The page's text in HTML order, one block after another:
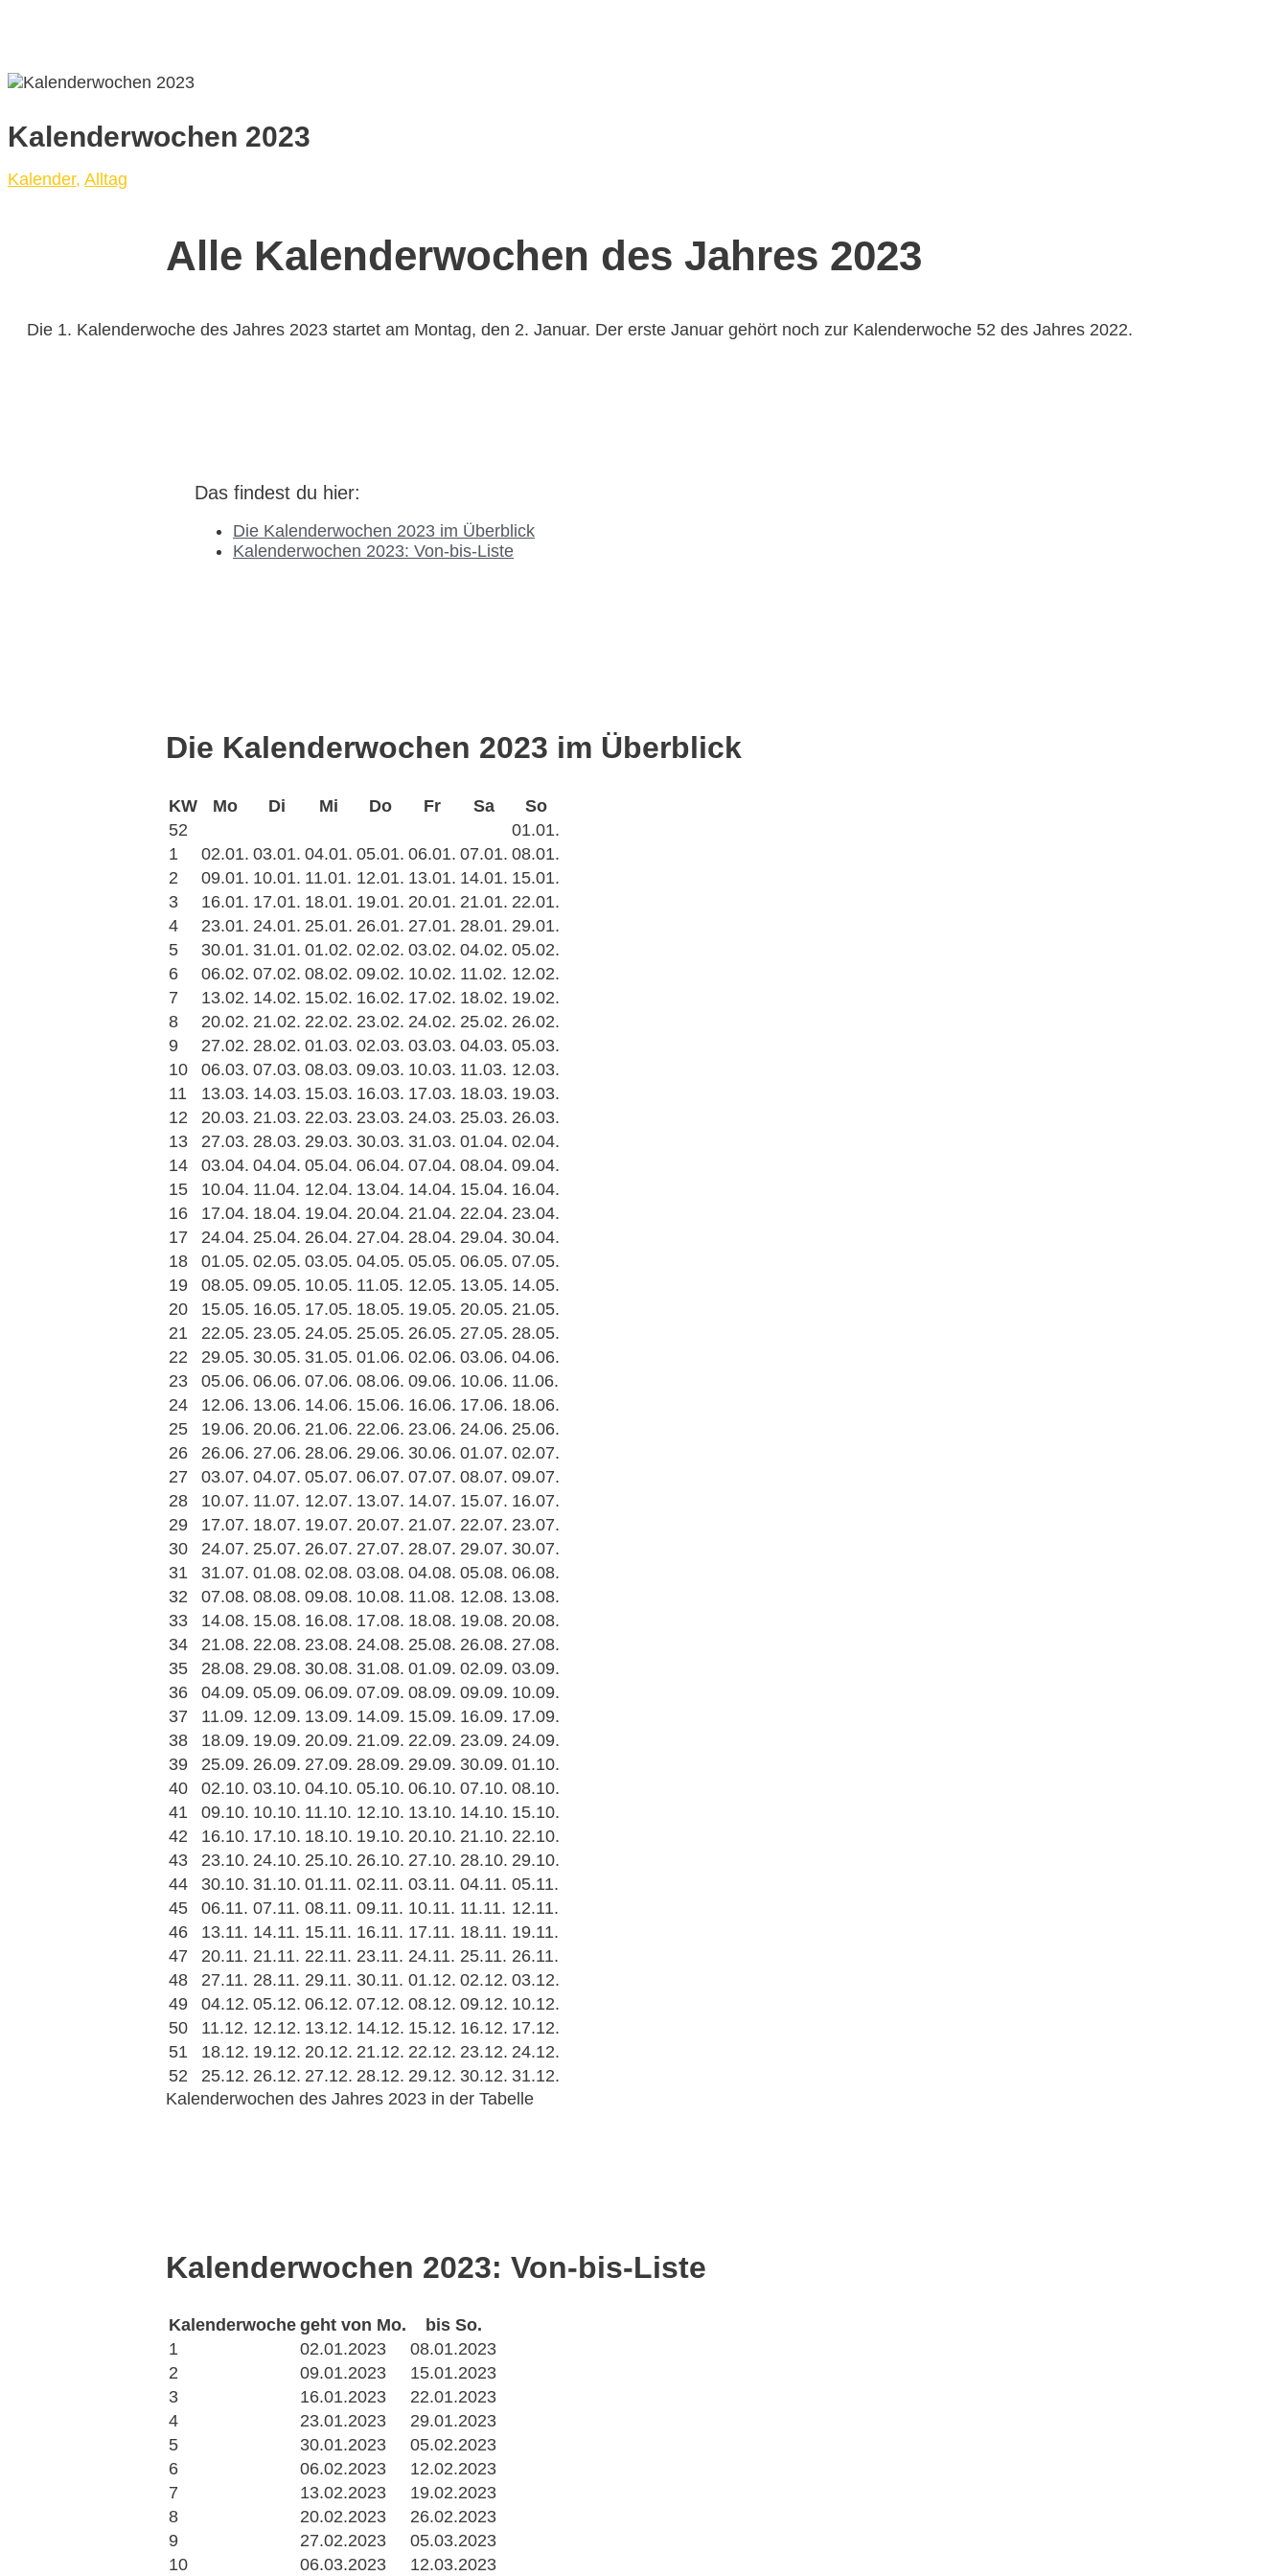
Kalenderwochen 2023
Kalender, Alltag
Alle Kalenderwochen des Jahres 2023
Die 1. Kalenderwoche des Jahres 2023 startet am Montag, den 2. Januar. Der erste Januar gehört noch zur Kalenderwoche 52 des Jahres 2022.
Das findest du hier:
Die Kalenderwochen 2023 im Überblick
Kalenderwochen 2023: Von-bis-Liste
Die Kalenderwochen 2023 im Überblick
KW Mo Di Mi Do Fr Sa
So
52
01.01.
1
02.01. 03.01. 04.01. 05.01. 06.01. 07.01. 08.01.
2
09.01. 10.01. 11.01. 12.01. 13.01. 14.01. 15.01.
3
16.01. 17.01. 18.01. 19.01. 20.01. 21.01. 22.01.
4
23.01. 24.01. 25.01. 26.01. 27.01. 28.01. 29.01.
5
30.01. 31.01. 01.02. 02.02. 03.02. 04.02. 05.02.
6
06.02. 07.02. 08.02. 09.02. 10.02. 11.02. 12.02.
7
13.02. 14.02. 15.02. 16.02. 17.02. 18.02. 19.02.
8
20.02. 21.02. 22.02. 23.02. 24.02. 25.02. 26.02.
9
27.02. 28.02. 01.03. 02.03. 03.03. 04.03. 05.03.
10
06.03. 07.03. 08.03. 09.03. 10.03. 11.03. 12.03.
11
13.03. 14.03. 15.03. 16.03. 17.03. 18.03. 19.03.
12
20.03. 21.03. 22.03. 23.03. 24.03. 25.03. 26.03.
13
27.03. 28.03. 29.03. 30.03. 31.03. 01.04. 02.04.
14
03.04. 04.04. 05.04. 06.04. 07.04. 08.04. 09.04.
15
10.04. 11.04. 12.04. 13.04. 14.04. 15.04. 16.04.
16
17.04. 18.04. 19.04. 20.04. 21.04. 22.04. 23.04.
17
24.04. 25.04. 26.04. 27.04. 28.04. 29.04. 30.04.
18
01.05. 02.05. 03.05. 04.05. 05.05. 06.05. 07.05.
19
08.05. 09.05. 10.05. 11.05. 12.05. 13.05. 14.05.
20
15.05. 16.05. 17.05. 18.05. 19.05. 20.05. 21.05.
21
22.05. 23.05. 24.05. 25.05. 26.05. 27.05. 28.05.
22
29.05. 30.05. 31.05. 01.06. 02.06. 03.06. 04.06.
23
05.06. 06.06. 07.06. 08.06. 09.06. 10.06. 11.06.
24
12.06. 13.06. 14.06. 15.06. 16.06. 17.06. 18.06.
25
19.06. 20.06. 21.06. 22.06. 23.06. 24.06. 25.06.
26
26.06. 27.06. 28.06. 29.06. 30.06. 01.07. 02.07.
27
03.07. 04.07. 05.07. 06.07. 07.07. 08.07. 09.07.
28
10.07. 11.07. 12.07. 13.07. 14.07. 15.07. 16.07.
29
17.07. 18.07. 19.07. 20.07. 21.07. 22.07. 23.07.
30
24.07. 25.07. 26.07. 27.07. 28.07. 29.07. 30.07.
31
31.07. 01.08. 02.08. 03.08. 04.08. 05.08. 06.08.
32
07.08. 08.08. 09.08. 10.08. 11.08. 12.08. 13.08.
33
14.08. 15.08. 16.08. 17.08. 18.08. 19.08. 20.08.
34
21.08. 22.08. 23.08. 24.08. 25.08. 26.08. 27.08.
35
28.08. 29.08. 30.08. 31.08. 01.09. 02.09. 03.09.
36
04.09. 05.09. 06.09. 07.09. 08.09. 09.09. 10.09.
37
11.09. 12.09. 13.09. 14.09. 15.09. 16.09. 17.09.
38
18.09. 19.09. 20.09. 21.09. 22.09. 23.09. 24.09.
39
25.09. 26.09. 27.09. 28.09. 29.09. 30.09. 01.10.
40
02.10. 03.10. 04.10. 05.10. 06.10. 07.10. 08.10.
41
09.10. 10.10. 11.10. 12.10. 13.10. 14.10. 15.10.
42
16.10. 17.10. 18.10. 19.10. 20.10. 21.10. 22.10.
43
23.10. 24.10. 25.10. 26.10. 27.10. 28.10. 29.10.
44
30.10. 31.10. 01.11. 02.11. 03.11. 04.11. 05.11.
45
06.11. 07.11. 08.11. 09.11. 10.11. 11.11. 12.11.
46
13.11. 14.11. 15.11. 16.11. 17.11. 18.11. 19.11.
47
20.11. 21.11. 22.11. 23.11. 24.11. 25.11. 26.11.
48
27.11. 28.11. 29.11. 30.11. 01.12. 02.12. 03.12.
49
04.12. 05.12. 06.12. 07.12. 08.12. 09.12. 10.12.
50
11.12. 12.12. 13.12. 14.12. 15.12. 16.12. 17.12.
51
18.12. 19.12. 20.12. 21.12. 22.12. 23.12. 24.12.
52
25.12. 26.12. 27.12. 28.12. 29.12. 30.12. 31.12.
Kalenderwochen des Jahres 2023 in der Tabelle
Kalenderwochen 2023: Von-bis-Liste
Kalenderwoche geht von Mo.
bis So.
1
02.01.2023
08.01.2023
2
09.01.2023
15.01.2023
3
16.01.2023
22.01.2023
4
23.01.2023
29.01.2023
5
30.01.2023
05.02.2023
6
06.02.2023
12.02.2023
7
13.02.2023
19.02.2023
8
20.02.2023
26.02.2023
9
27.02.2023
05.03.2023
10
06.03.2023 12.03.2023